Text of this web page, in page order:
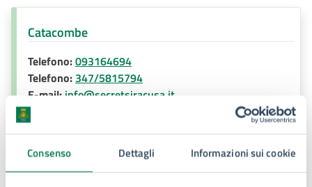
Consenso Dettagli Informazioni sui cookie
Catacombe
Telefono:093164694
Telefono: 347/5815794
E-mail: info@secretsiracusa.it
Ulteriori informazioni